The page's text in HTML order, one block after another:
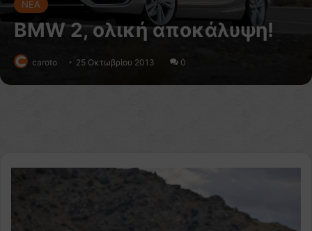
NEA
BMW 2, ολική αποκάλυψη!
caroto 25 Οκτωβρίου 2013 0